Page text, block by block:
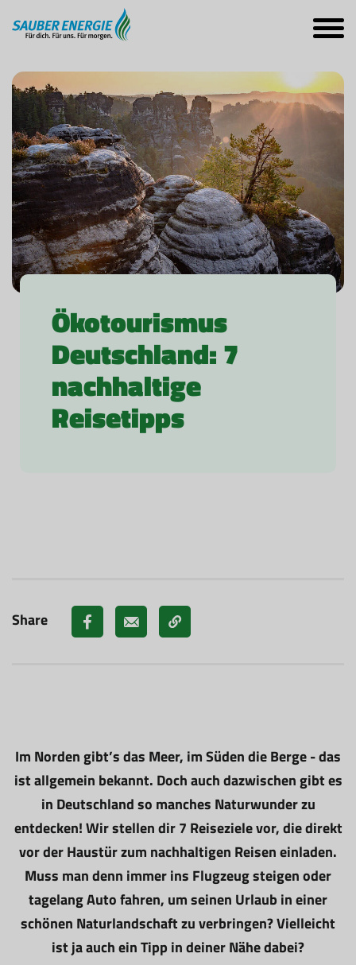
Ökotourismus
Deutschland: 7
nachhaltige
Reisetipps
Share
Im Norden gibt’s das Meer, im Süden die Berge - das
ist allgemein bekannt. Doch auch dazwischen gibt es
in Deutschland so manches Naturwunder zu
entdecken! Wir stellen dir 7 Reiseziele vor, die direkt
vor der Haustür zum nachhaltigen Reisen einladen.
Muss man denn immer ins Flugzeug steigen oder
tagelang Auto fahren, um seinen Urlaub in einer
schönen Naturlandschaft zu verbringen? Vielleicht
ist ja auch ein Tipp in deiner Nähe dabei?